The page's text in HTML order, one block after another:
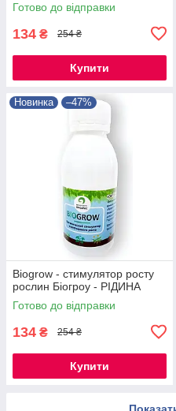
Готово до відправки
134 ₴ 254 ₴
Купити
Новинка –47%
Biogrow - стимулятор росту
рослин Біогроу - РІДИНА
Готово до відправки
134 ₴ 254 ₴
Купити